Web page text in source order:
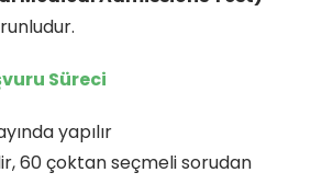
Süreci
yapılır
60 çoktan seçmeli sorudan